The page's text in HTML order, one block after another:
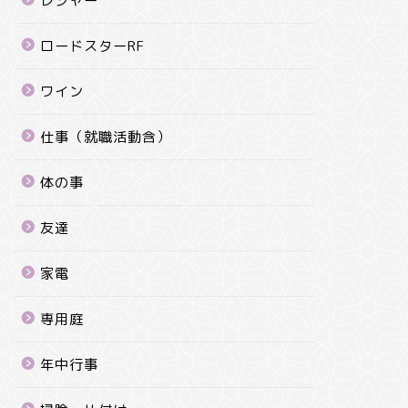
ロードスターRF
ワイン
仕事（就職活動含）
体の事
友達
家電
専用庭
年中行事